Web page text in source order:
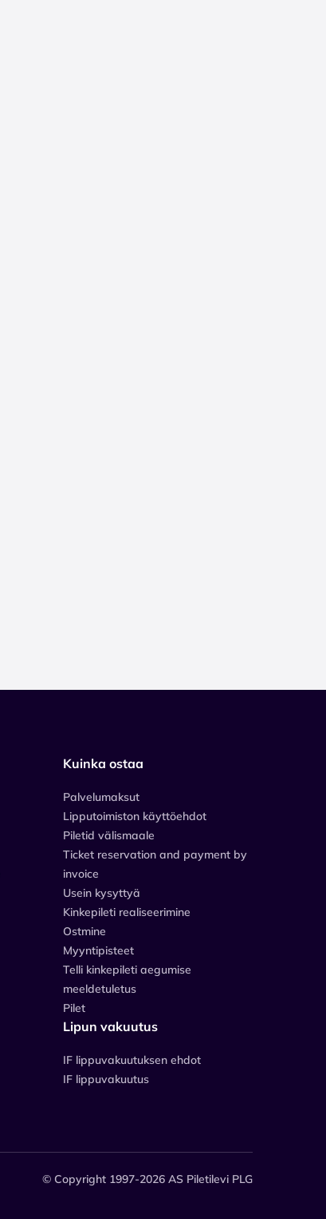
Kuinka ostaa
Palvelumaksut
Lipputoimiston käyttöehdot
Piletid välismaale
Ticket reservation and payment by
invoice
Usein kysyttyä
Kinkepileti realiseerimine
Ostmine
Myyntipisteet
Telli kinkepileti aegumise
meeldetuletus
Pilet
Lipun vakuutus
IF lippuvakuutuksen ehdot
IF lippuvakuutus
© Copyright 1997-2026 AS Piletilevi PLG